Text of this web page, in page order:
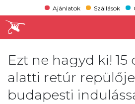
Ajánlatok Szállások
Ezt ne hagyd ki! 15
alatti retúr
budapesti